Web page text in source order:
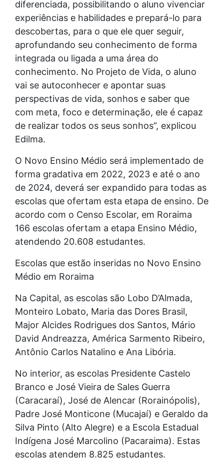
diferenciada, possibilitando o aluno vivenciar
experiências e habilidades e prepará-lo para
descobertas, para o que ele quer seguir,
aprofundando seu conhecimento de forma
integrada ou ligada a uma área do
conhecimento. No Projeto de Vida, o aluno
vai se autoconhecer e apontar suas
perspectivas de vida, sonhos e saber que
com meta, foco e determinação, ele é capaz
de realizar todos os seus sonhos”, explicou
Edilma.
O Novo Ensino Médio será implementado de
forma gradativa em 2022, 2023 e até o ano
de 2024, deverá ser expandido para todas as
escolas que ofertam esta etapa de ensino. De
acordo com o Censo Escolar, em Roraima
166 escolas ofertam a etapa Ensino Médio,
atendendo 20.608 estudantes.
Escolas que estão inseridas no Novo Ensino
Médio em Roraima
Na Capital, as escolas são Lobo D’Almada,
Monteiro Lobato, Maria das Dores Brasil,
Major Alcides Rodrigues dos Santos, Mário
David Andreazza, América Sarmento Ribeiro,
Antônio Carlos Natalino e Ana Libória.
No interior, as escolas Presidente Castelo
Branco e José Vieira de Sales Guerra
(Caracaraí), José de Alencar (Rorainópolis),
Padre José Monticone (Mucajaí) e Geraldo da
Silva Pinto (Alto Alegre) e a Escola Estadual
Indígena José Marcolino (Pacaraima). Estas
escolas atendem 8.825 estudantes.